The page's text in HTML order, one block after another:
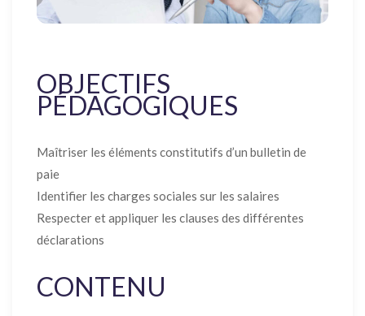
OBJECTIFS
PÉDAGOGIQUES
Maîtriser les éléments constitutifs d’un bulletin de
paie
Identifier les charges sociales sur les salaires
Respecter et appliquer les clauses des différentes
déclarations
CONTENU